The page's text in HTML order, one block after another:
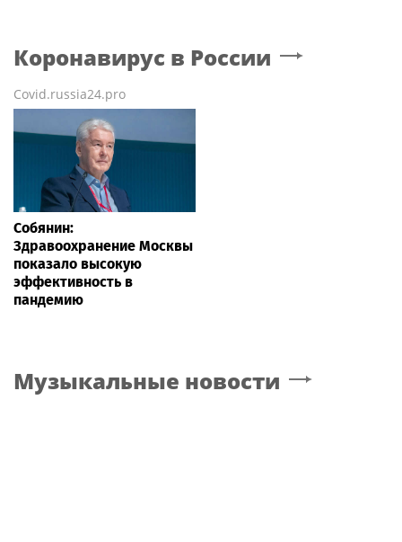
Коронавирус в России
Covid.russia24.pro
Собянин:
Здравоохранение Москвы
показало высокую
эффективность в
пандемию
Музыкальные новости